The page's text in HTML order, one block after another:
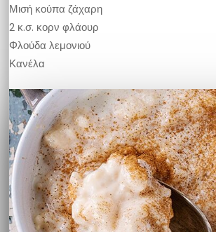
Μισή κούπα ζάχαρη
2 κ.σ. κορν φλάουρ
Φλούδα λεμονιού
Κανέλα